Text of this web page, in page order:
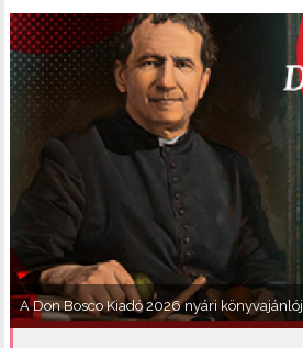
A Don Bosco Kiadó 2026 nyári